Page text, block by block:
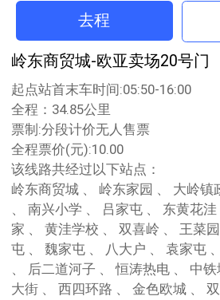
去程
岭东商贸城-欧亚卖场20号门
起点站首末车时间:05:50-16:00
全程：34.85公里
票制:分段计价无人售票
全程票价(元):10.00
该线路共经过以下站点：
岭东商贸城 、 岭东家园 、 大岭镇政府 、 元友岭东壹号
、 南兴小学 、 吕家屯 、 东黄花洼 、 邹家屯 、 城南孙
家 、 黄洼学校 、 双喜岭 、 王菜园子 、 柳家屯 、 董家
屯 、 魏家屯 、 八大户 、 袁家屯 、 三合村 、 小八家子
、 后二道河子 、 恒涛热电 、 中铁城 、 威驰街 、 自达
大街 、 西四环路 、 金色欧城 、 双丰西路 、 四环花园